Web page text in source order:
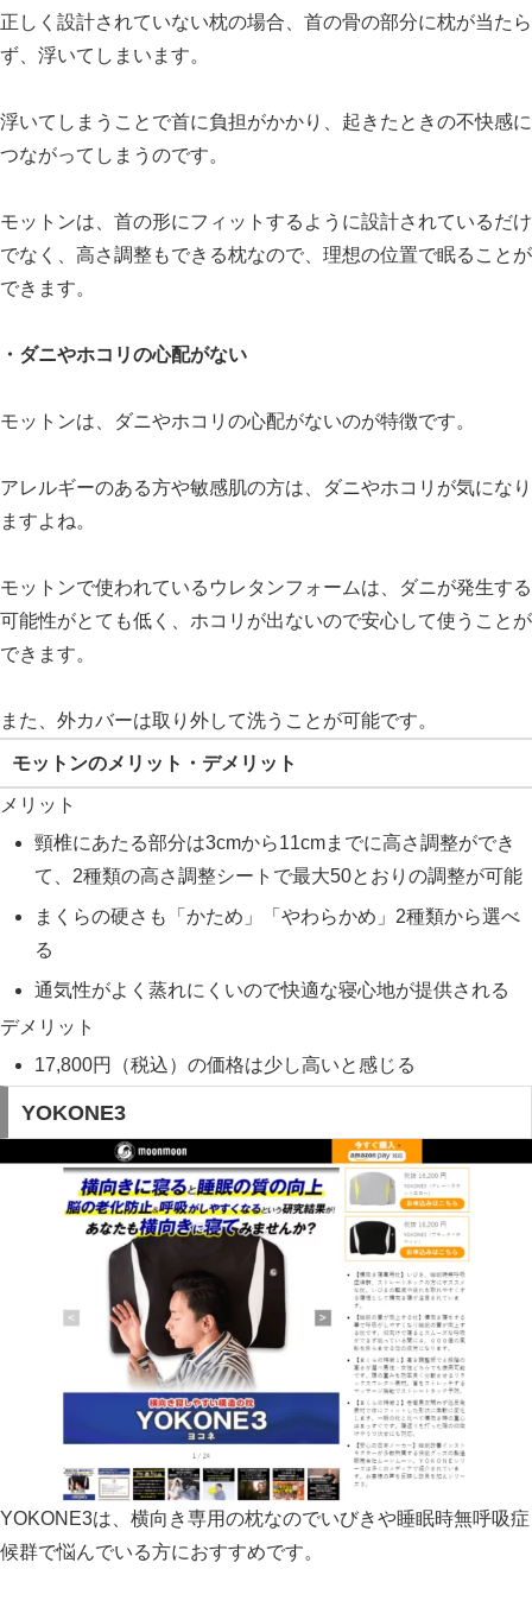
正しく設計されていない枕の場合、首の骨の部分に枕が当たら
ず、浮いてしまいます。
浮いてしまうことで首に負担がかかり、起きたときの不快感に
つながってしまうのです。
モットンは、首の形にフィットするように設計されているだけ
でなく、高さ調整もできる枕なので、理想の位置で眠ることが
できます。
・ダニやホコリの心配がない
モットンは、ダニやホコリの心配がないのが特徴です。
アレルギーのある方や敏感肌の方は、ダニやホコリが気になり
ますよね。
モットンで使われているウレタンフォームは、ダニが発生する
可能性がとても低く、ホコリが出ないので安心して使うことが
できます。
また、外カバーは取り外して洗うことが可能です。
モットンのメリット・デメリット
メリット
頸椎にあたる部分は3cmから11cmまでに高さ調整ができ
て、2種類の高さ調整シートで最大50とおりの調整が可能
まくらの硬さも「かため」「やわらかめ」2種類から選べ
る
通気性がよく蒸れにくいので快適な寝心地が提供される
デメリット
17,800円（税込）の価格は少し高いと感じる
YOKONE3
YOKONE3は、横向き専用の枕なのでいびきや睡眠時無呼吸症
候群で悩んでいる方におすすめです。